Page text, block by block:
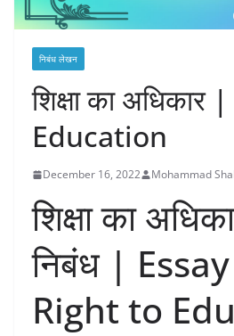
निबंध लेखन
शिक्षा का
Education
December 16, 2022 Mohammad
शिक्षा का
निबंध |
Right to